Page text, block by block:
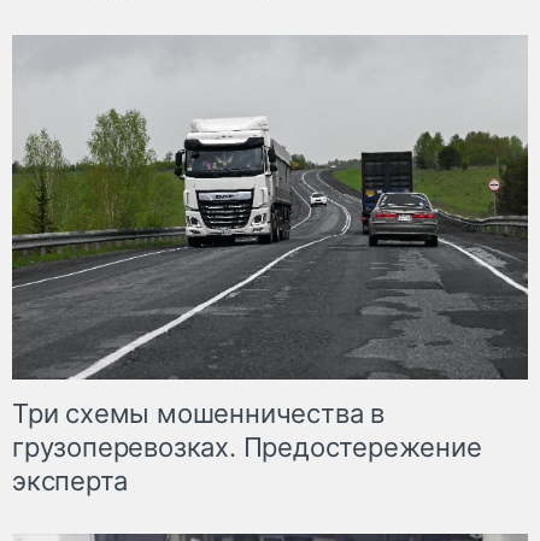
Три схемы мошенничества в
грузоперевозках. Предостережение
эксперта